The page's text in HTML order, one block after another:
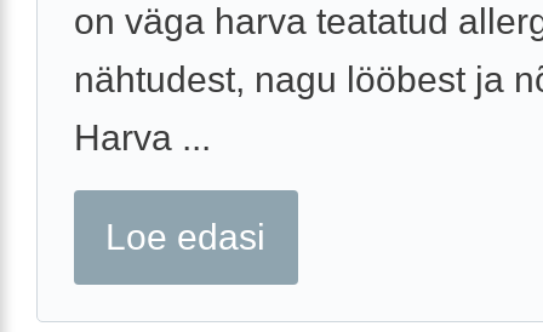
on väga harva teatatud
nähtudest, nagu lööbest ja
Harva ...
Loe edasi